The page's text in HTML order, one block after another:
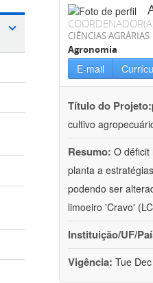
CIÊNCIAS AGRÁRIAS
Agronomia
E-mail
Título do Projeto:
cultivo
Resumo: O déficit
planta a
podendo ser
limoeiro 'Cravo'
Instituição/UF/
Vigência: Tue